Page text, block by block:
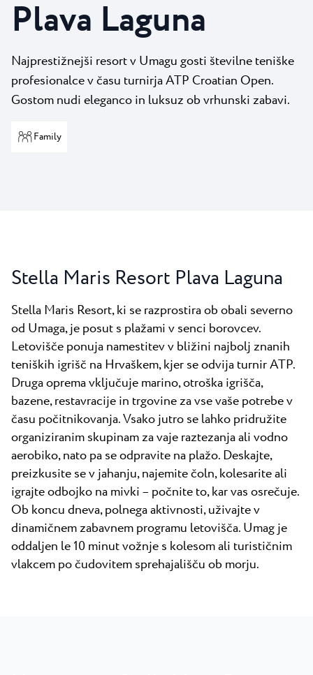
Plaže
Aktivne počitnice
Marine
Pepi Club
Novice
Plava Laguna
Najprestižnejši resort v Umagu gosti številne teniške
profesionalce v času turnirja ATP Croatian Open.
Gostom nudi eleganco in luksuz ob vrhunski zabavi.
Family
Stella Maris Resort Plava Laguna
Stella Maris Resort, ki se razprostira ob obali severno
od Umaga, je posut s plažami v senci borovcev.
Letovišče ponuja namestitev v bližini najbolj znanih
teniških igrišč na Hrvaškem, kjer se odvija turnir ATP.
Druga oprema vključuje marino, otroška igrišča,
bazene, restavracije in trgovine za vse vaše potrebe v
času počitnikovanja. Vsako jutro se lahko pridružite
organiziranim skupinam za vaje raztezanja ali vodno
aerobiko, nato pa se odpravite na plažo. Deskajte,
preizkusite se v jahanju, najemite čoln, kolesarite ali
igrajte odbojko na mivki – počnite to, kar vas osrečuje.
Ob koncu dneva, polnega aktivnosti, uživajte v
dinamičnem zabavnem programu letovišča. Umag je
oddaljen le 10 minut vožnje s kolesom ali turističnim
vlakcem po čudovitem sprehajališču ob morju.